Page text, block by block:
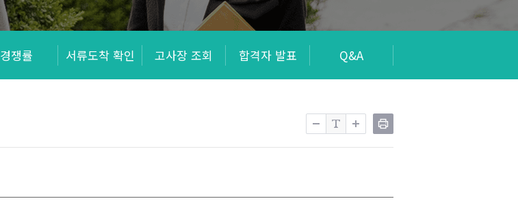
경쟁률 서류도착 확인 고사장 조회 합격자 발표 Q&A